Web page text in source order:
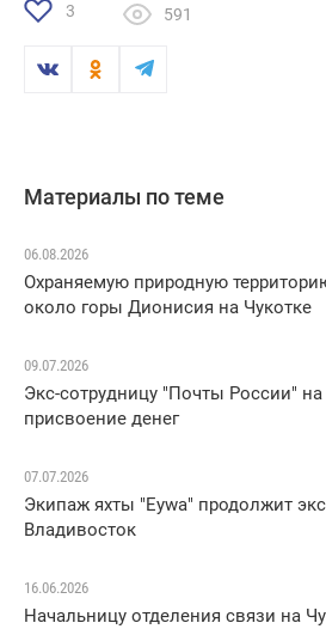
3 591
Материалы по теме
06.08.2026
Охраняемую природную
около горы Дионисия на Чукотке
09.07.2026
Экс-сотрудницу "Почты России"
присвоение денег
07.07.2026
Экипаж яхты "Eywa" продолжит
Владивосток
16.06.2026
Начальницу отделения связи на